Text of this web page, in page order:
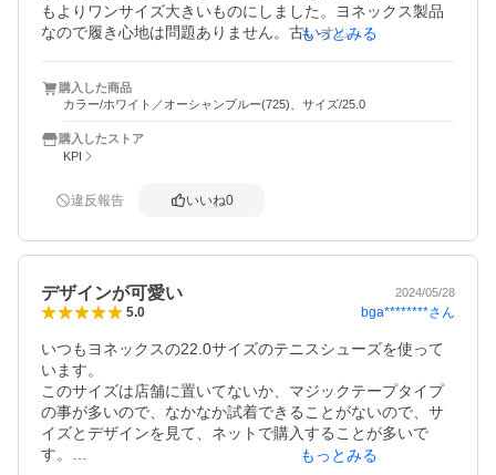
もよりワンサイズ大きいものにしました。ヨネックス製品
なので履き心地は問題ありません。古いオムニシューズを
もっとみる
購入した商品
カラー/ホワイト／オーシャンブルー(725)、サイズ/25.0
購入したストア
KPI
違反報告 いいね0
デザインが可愛い 2024/05/28
5.0 bga********さん
いつもヨネックスの22.0サイズのテニスシューズを使って
います。
このサイズは店舗に置いてないか、マジックテープタイプ
の事が多いので、なかなか試着できることがないので、サ
イズとデザインを見て、ネットで購入することが多いで
す。
もっとみる